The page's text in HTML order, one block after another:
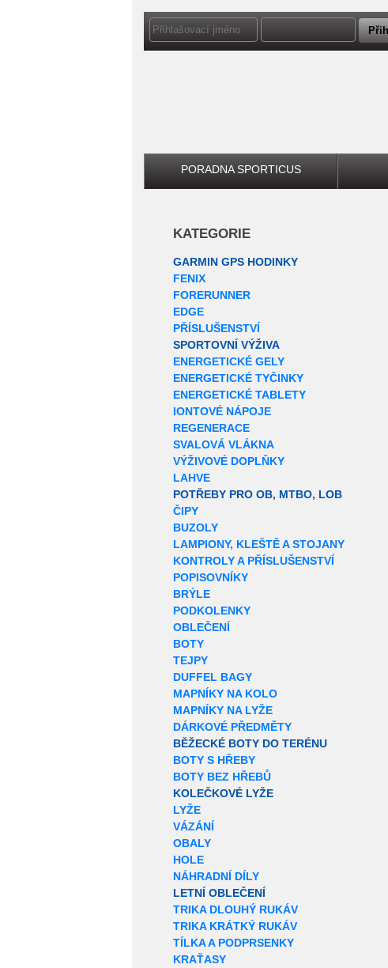
PORADNA SPORTICUS
KATEGORIE
GARMIN GPS HODINKY
FENIX
FORERUNNER
EDGE
PŘÍSLUŠENSTVÍ
SPORTOVNÍ VÝŽIVA
ENERGETICKÉ GELY
ENERGETICKÉ TYČINKY
ENERGETICKÉ TABLETY
IONTOVÉ NÁPOJE
REGENERACE
SVALOVÁ VLÁKNA
VÝŽIVOVÉ DOPLŇKY
LAHVE
POTŘEBY PRO OB, MTBO, LOB
ČIPY
BUZOLY
LAMPIONY, KLEŠTĚ A STOJANY
KONTROLY A PŘÍSLUŠENSTVÍ
POPISOVNÍKY
BRÝLE
PODKOLENKY
OBLEČENÍ
BOTY
TEJPY
DUFFEL BAGY
MAPNÍKY NA KOLO
MAPNÍKY NA LYŽE
DÁRKOVÉ PŘEDMĚTY
BĚŽECKÉ BOTY DO TERÉNU
BOTY S HŘEBY
BOTY BEZ HŘEBŮ
KOLEČKOVÉ LYŽE
LYŽE
VÁZÁNÍ
OBALY
HOLE
NÁHRADNÍ DÍLY
LETNÍ OBLEČENÍ
TRIKA DLOUHÝ RUKÁV
TRIKA KRÁTKÝ RUKÁV
TÍLKA A PODPRSENKY
KRAŤASY